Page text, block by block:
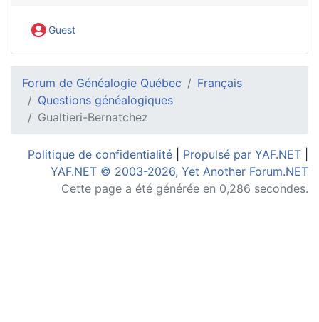
Guest
Forum de Généalogie Québec
Français
Questions généalogiques
Gualtieri-Bernatchez
Politique de confidentialité Propulsé par YAF.NET
YAF.NET © 2003-2026, Yet Another Forum.NET
Cette page a été générée en 0,286 secondes.